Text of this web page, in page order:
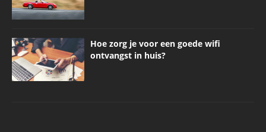
Hoe zorg je voor een goede wifi
ontvangst in huis?